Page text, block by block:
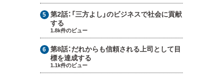
第2話： 「三方よし」のビジネスで社会に貢献
する
1.8k件のビュー
第8話：だれからも信頼される上司として目
標を達成する
1.1k件のビュー